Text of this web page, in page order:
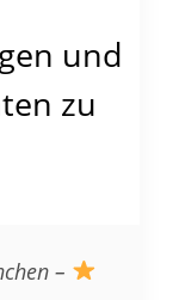
und
zu
–